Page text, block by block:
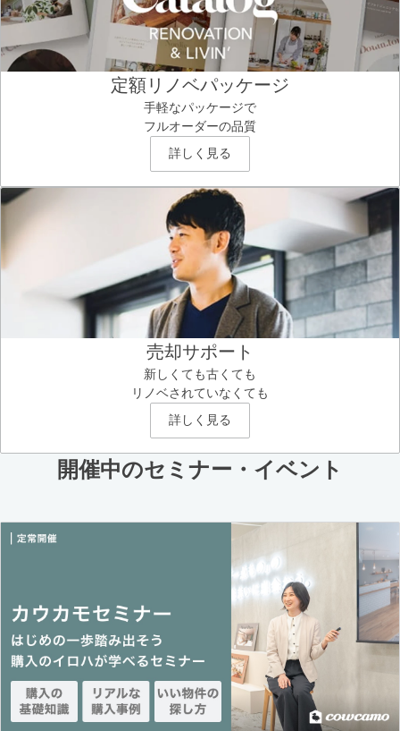
定額リノベパッケージ
手軽なパッケージで
フルオーダーの品質
詳しく見る
売却サポート
新しくても古くても
リノベされていなくても
詳しく見る
開催中のセミナー・イベント